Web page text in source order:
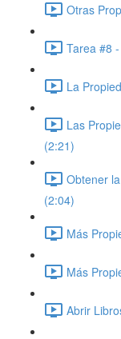
Otras
Tarea #8
La
Las
(2:21)
Obtener
(2:04)
Más
Más
Abrir